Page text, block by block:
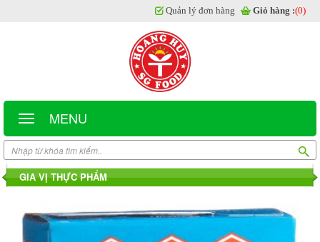
MENU
Quản lý đơn hàng Giỏ hàng :(0)
GIA VỊ THỰC PHẨM